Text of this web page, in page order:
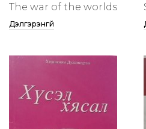
The war of the worlds
Дэлгэрэнгүй